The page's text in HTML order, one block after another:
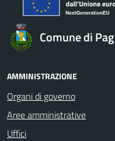
Comune di
AMMINISTRAZIONE
Organi di governo
Aree amministrative
Uffici